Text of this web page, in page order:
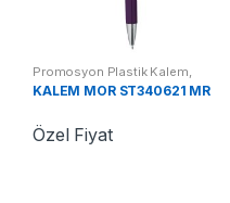
Promosyon Plastik Kalem
Promosyon Kalemler
KALEM MOR ST340621 MR
Özel Fiyat